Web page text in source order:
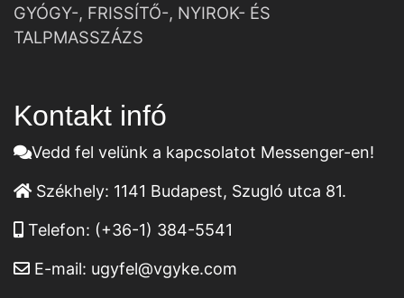
GYÓGY-, FRISSÍTŐ-, NYIROK- ÉS
TALPMASSZÁZS
Kontakt infó
Vedd fel velünk a kapcsolatot Messenger-en!
Székhely: 1141 Budapest, Szugló utca 81.
Telefon: (+36-1) 384-5541
E-mail: ugyfel@vgyke.com